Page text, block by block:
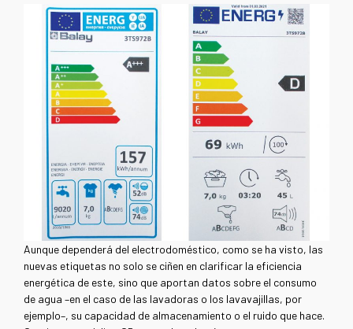
Aunque dependerá del electrodoméstico, como se ha visto, las
nuevas etiquetas no solo se ciñen en clarificar la eficiencia
energética de este, sino que aportan datos sobre el consumo
de agua –en el caso de las lavadoras o los lavavajillas, por
ejemplo–, su capacidad de almacenamiento o el ruido que hace.